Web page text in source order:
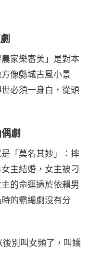
家樂審美」是對本
像縣城古風小景
必須一身白，從頭
劇
「莫名其妙」：摔
主結婚，女主被刁
的命運過於依賴男
的霸總劇沒有分
後別叫女頻了，叫嬌